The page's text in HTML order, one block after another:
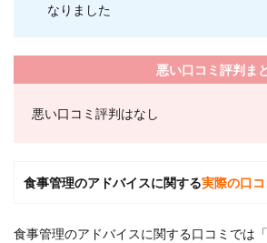
なりました
悪い口コミ評判ま
悪い口コミ評判はなし
食事管理のアドバイスに関する実際の口
食事管理のアドバイスに関する口コミでは「